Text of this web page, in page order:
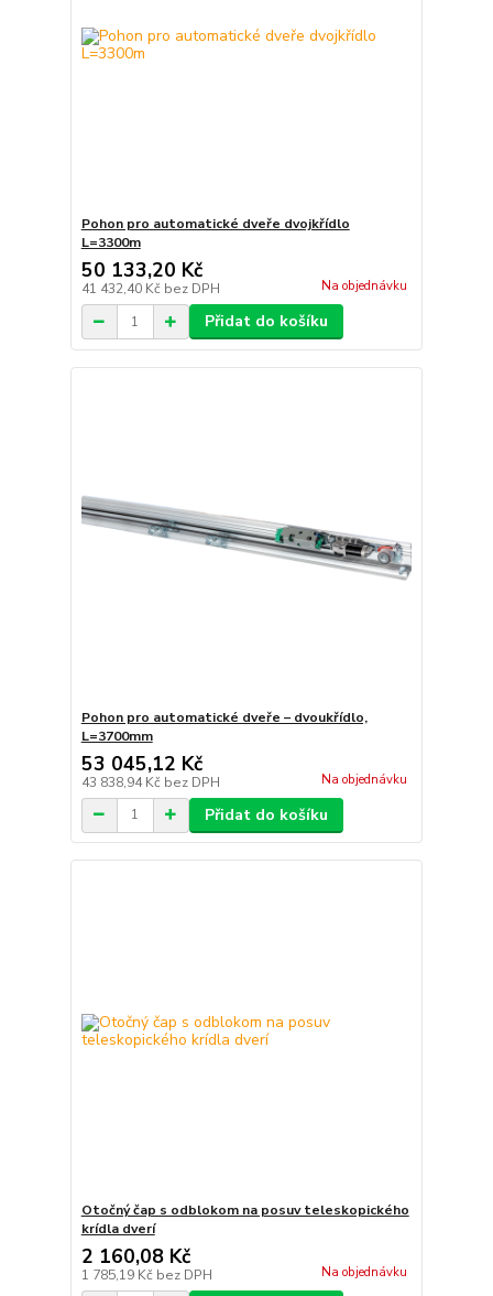
Pohon pro automatické dveře dvojkřídlo
L=3300m
50 133,20 Kč
41 432,40 Kč bez DPH Na objednávku
Přidat do košíku
Pohon pro automatické dveře – dvoukřídlo,
L=3700mm
53 045,12 Kč
43 838,94 Kč bez DPH Na objednávku
Přidat do košíku
Otočný čap s odblokom na posuv teleskopického
krídla dverí
2 160,08 Kč
1 785,19 Kč bez DPH Na objednávku